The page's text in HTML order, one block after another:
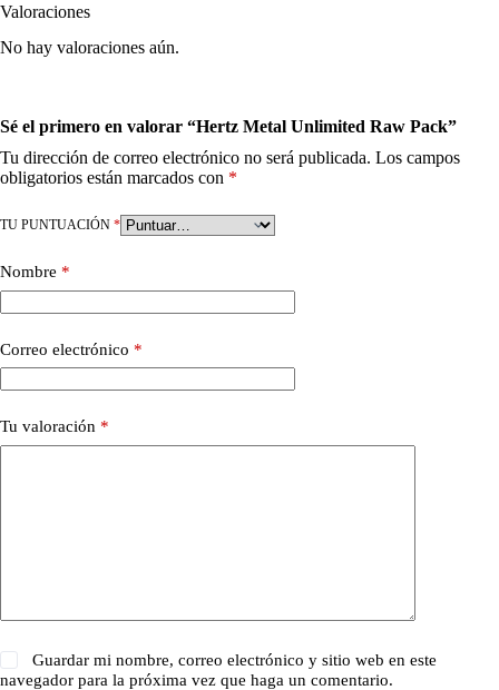
Valoraciones
No hay valoraciones aún.
Sé el primero en valorar “Hertz Metal Unlimited Raw Pack”
Tu dirección de correo electrónico no será publicada. Los campos
obligatorios están marcados con *
TU PUNTUACIÓN *
Nombre *
Correo electrónico *
Tu valoración *
Guardar mi nombre, correo electrónico y sitio web en este
navegador para la próxima vez que haga un comentario.